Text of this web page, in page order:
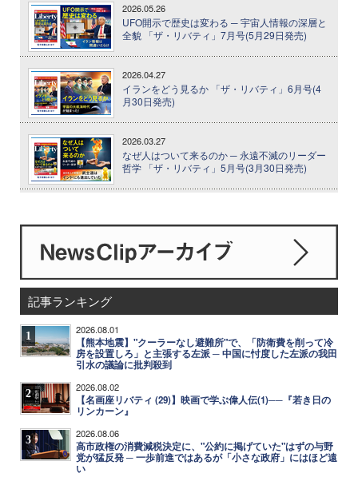
2026.05.26
UFO開示で歴史は変わる ─ 宇宙人情報の深層と
全貌 「ザ・リバティ」7月号(5月29日発売)
2026.04.27
イランをどう見るか 「ザ・リバティ」6月号(4
月30日発売)
2026.03.27
なぜ人はついて来るのか ─ 永遠不滅のリーダー
哲学 「ザ・リバティ」5月号(3月30日発売)
記事ランキング
1 2026.08.01
【熊本地震】"クーラーなし避難所"で、「防衛費を削って冷
房を設置しろ」と主張する左派 ─ 中国に忖度した左派の我田
引水の議論に批判殺到
2 2026.08.02
【名画座リバティ (29)】映画で学ぶ偉人伝(1)──『若き日の
リンカーン』
3 2026.08.06
高市政権の消費減税決定に、"公約に掲げていた"はずの与野
党が猛反発 ─ 一歩前進ではあるが「小さな政府」にはほど遠
い